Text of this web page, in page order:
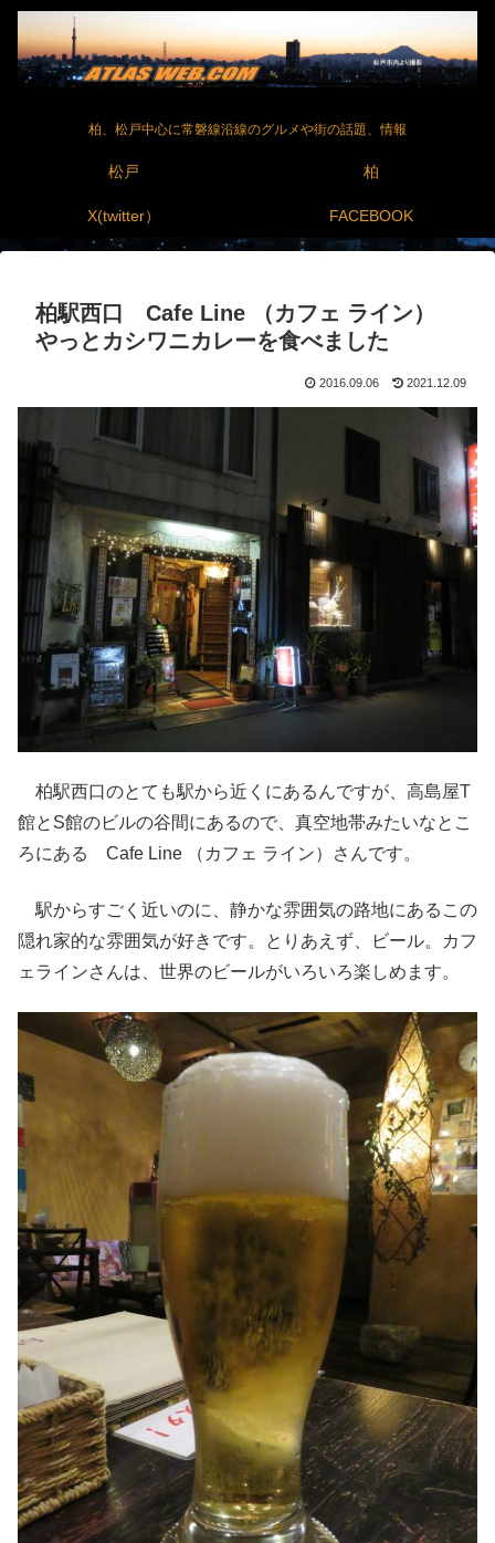
柏、松戸中心に常磐線沿線のグルメや街の話題、情報
松戸 柏
X(twitter） FACEBOOK
柏駅西口 Cafe Line （カフェ ライン）
やっとカシワニカレーを食べました
2016.09.06 2021.12.09
柏駅西口のとても駅から近くにあるんですが、高島屋T
館とS館のビルの谷間にあるので、真空地帯みたいなとこ
ろにある Cafe Line （カフェ ライン）さんです。
駅からすごく近いのに、静かな雰囲気の路地にあるこの
隠れ家的な雰囲気が好きです。とりあえず、ビール。カフ
ェラインさんは、世界のビールがいろいろ楽しめます。